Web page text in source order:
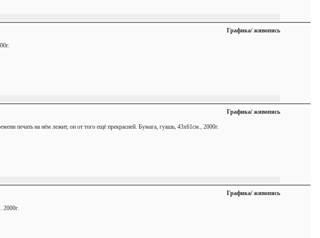
Графика/ живопись
Графика/ живопись
печать на нём лежит, он от того ещё прекрасней. Бумага, гуашь, 43х61см., 2000г.
Графика/ живопись
2000г.